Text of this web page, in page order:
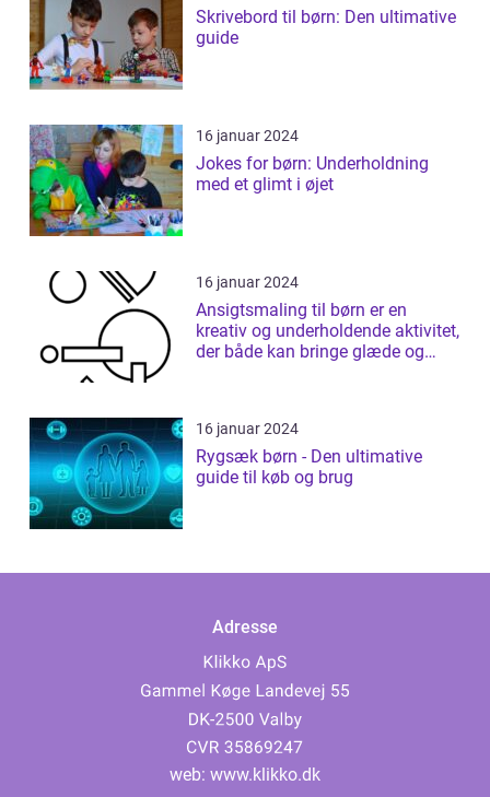
Skrivebord til børn: Den ultimative
guide
16 januar 2024
Jokes for børn: Underholdning
med et glimt i øjet
16 januar 2024
Ansigtsmaling til børn er en
kreativ og underholdende aktivitet,
der både kan bringe glæde og
16 januar 2024
Rygsæk børn - Den ultimative
guide til køb og brug
Adresse
web: www.klikko.dk